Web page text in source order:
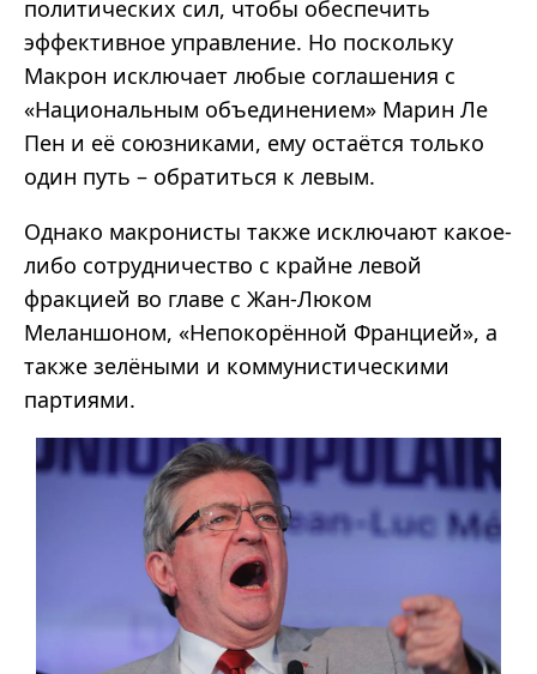
политических сил, чтобы обеспечить
эффективное управление. Но поскольку
Макрон исключает любые соглашения с
«Национальным объединением» Марин Ле
Пен и её союзниками, ему остаётся только
один путь – обратиться к левым.
Однако макронисты также исключают какое-
либо сотрудничество с крайне левой
фракцией во главе с Жан-Люком
Меланшоном, «Непокорённой Францией», а
также зелёными и коммунистическими
партиями.